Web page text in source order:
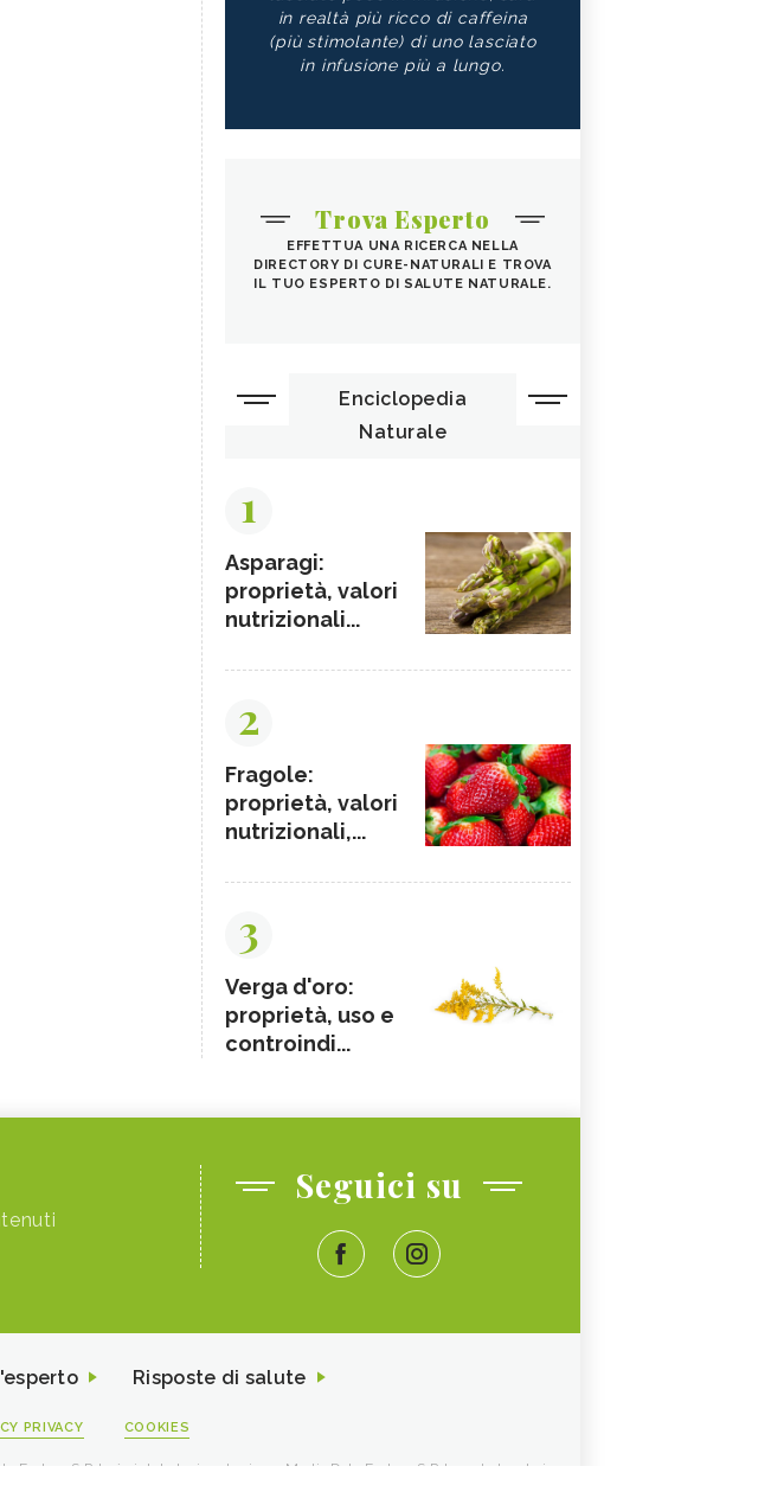
in realtà più ricco di caffeina
(più stimolante) di uno lasciato
in infusione più a lungo.
Trova Esperto
EFFETTUA UNA RICERCA NELLA
DIRECTORY DI CURE-NATURALI E TROVA
IL TUO ESPERTO DI SALUTE NATURALE.
Enciclopedia
Naturale
1
Asparagi:
proprietà, valori
nutrizionali...
2
Fragole:
proprietà, valori
nutrizionali,...
3
Verga d'oro:
proprietà, uso e
controindi...
Seguici su
Risposte di salute
PRIVACY COOKIES
S.R.L, è vietata la riproduzione. Media Data Factory S.R.L. sede legale in